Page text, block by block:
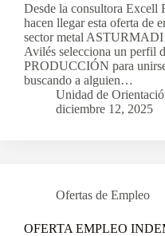
Desde la consultora Excell
hacen llegar esta oferta de
sector metal ASTURMADI
Avilés selecciona un
PRODUCCIÓN para
buscando a alguien…
Unidad de
diciembre 12, 2025
Ofertas de Empleo
OFERTA EMPLEO